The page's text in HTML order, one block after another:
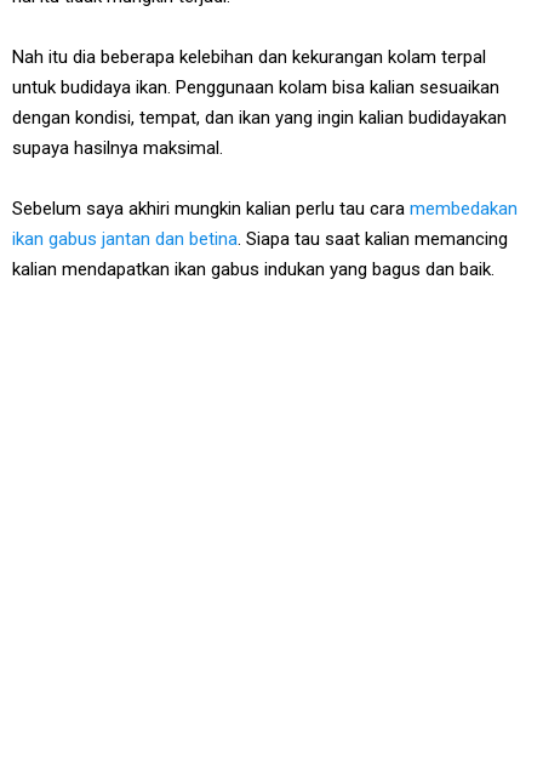
Nah itu dia beberapa kelebihan dan kekurangan kolam terpal
untuk budidaya ikan. Penggunaan kolam bisa kalian sesuaikan
dengan kondisi, tempat, dan ikan yang ingin kalian budidayakan
supaya hasilnya maksimal.
Sebelum saya akhiri mungkin kalian perlu tau cara membedakan
ikan gabus jantan dan betina. Siapa tau saat kalian memancing
kalian mendapatkan ikan gabus indukan yang bagus dan baik.